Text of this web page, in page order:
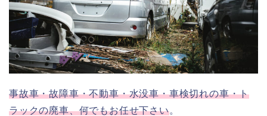
事故車・故障車・不動車・水没車・車検切れの車・ト
ラックの廃車、何でもお任せ下さい。